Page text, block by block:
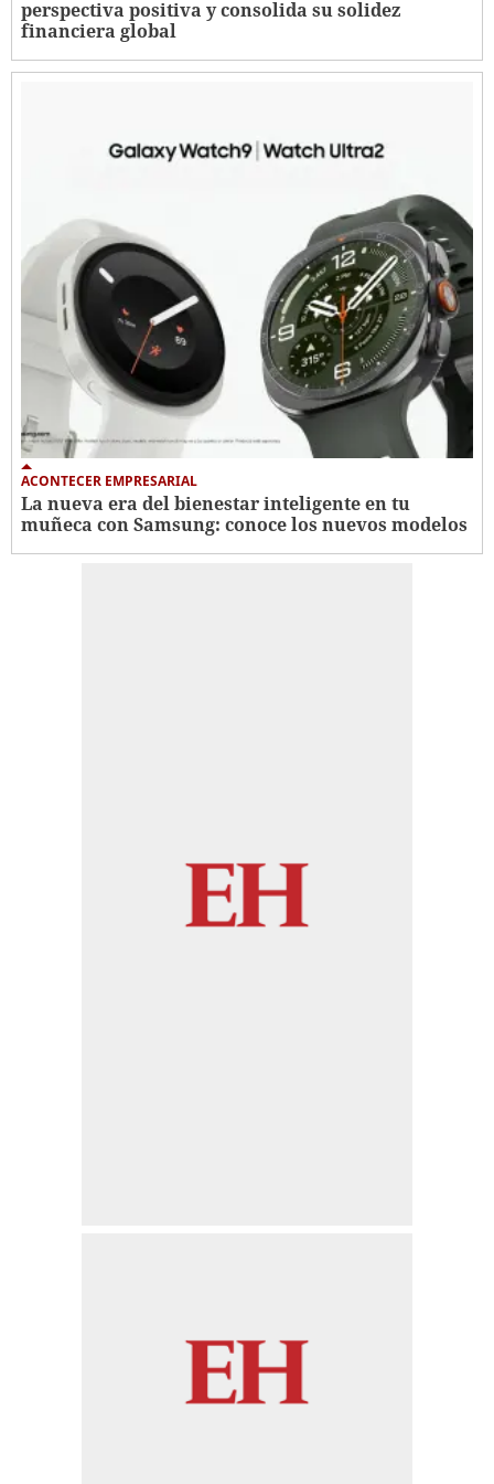
perspectiva positiva y consolida su solidez
financiera global
ACONTECER EMPRESARIAL
La nueva era del bienestar inteligente en tu
muñeca con Samsung: conoce los nuevos modelos